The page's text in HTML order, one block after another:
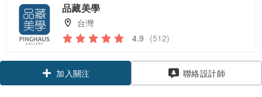
品藏美學
台灣
4.9 (512)
加入關注
聯絡設計師